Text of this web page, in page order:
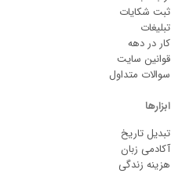
ثبت شکایات
تبلیغات
کار در دهه
قوانین سایت
سوالات متداول
ابزارها
تبدیل تاریخ
آکادمی زبان
هزینه زندگی